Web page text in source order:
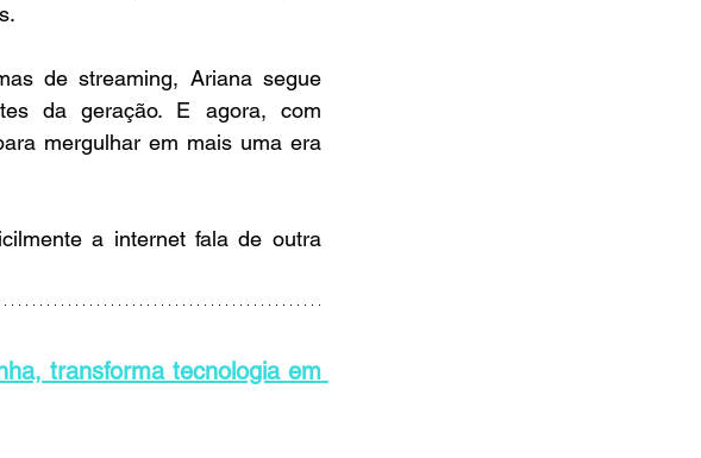
de streaming, Ariana segue
da geração. E agora, com
mergulhar em mais uma era
a internet fala de outra
transforma tecnologia em